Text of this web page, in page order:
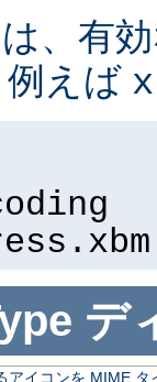
は、有
えば
デ
アイコンを MIME タ